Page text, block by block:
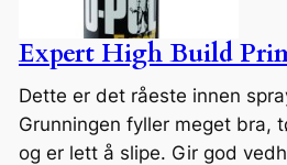
Expert High Build
Dette er det råeste innen
Grunningen fyller meget bra,
og er lett å slipe. Gir god